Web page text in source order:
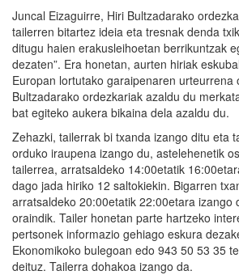
Juncal Eizaguirre, Hiri Bultzadarako
tailerren bitartez ideia eta tresnak denda
ditugu haien erakusleihoetan berrikuntzak
dezaten”. Era honetan, aurten hiriak
Europan lortutako garaipenaren urteurrena
Bultzadarako ordezkariak azaldu du
bat egiteko aukera bikaina dela azaldu du.
Zehazki, tailerrak bi txanda izango ditu eta
orduko iraupena izango du, astelehenetik
tailerrea, arratsaldeko 14:00etatik
dago jada hiriko 12 saltokiekin. Bigarren
arratsaldeko 20:00etatik 22:00etara izango
oraindik. Tailer honetan parte hartzeko
pertsonek informazio gehiago eskura
Ekonomikoko bulegoan edo 943 50 53 35
deituz. Tailerra dohakoa izango da.